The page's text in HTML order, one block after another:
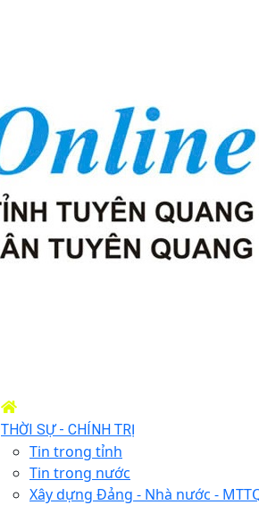
THỜI SỰ - CHÍNH TRỊ
Tin trong tỉnh
Tin trong nước
Xây dựng Đảng - Nhà nước -